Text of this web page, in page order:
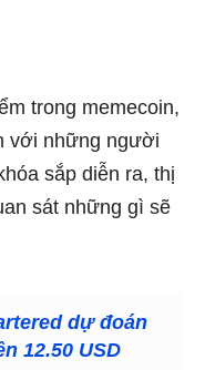
trong memecoin,
với những người
sắp diễn ra, thị
sát những gì sẽ
dự đoán
12.50 USD